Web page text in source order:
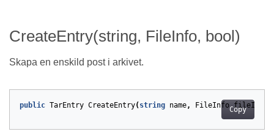
CreateEntry(string, FileInfo, bool)
Skapa en enskild post i arkivet.
Copy
public TarEntry CreateEntry( string name, FileInfo fileInfo